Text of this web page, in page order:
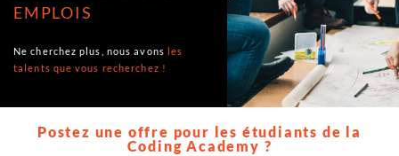
EMPLOIS
Ne cherchez plus, nous avons
les
talents que vous recherchez !
Postez une offre pour les étudiants de la
Coding Academy ?